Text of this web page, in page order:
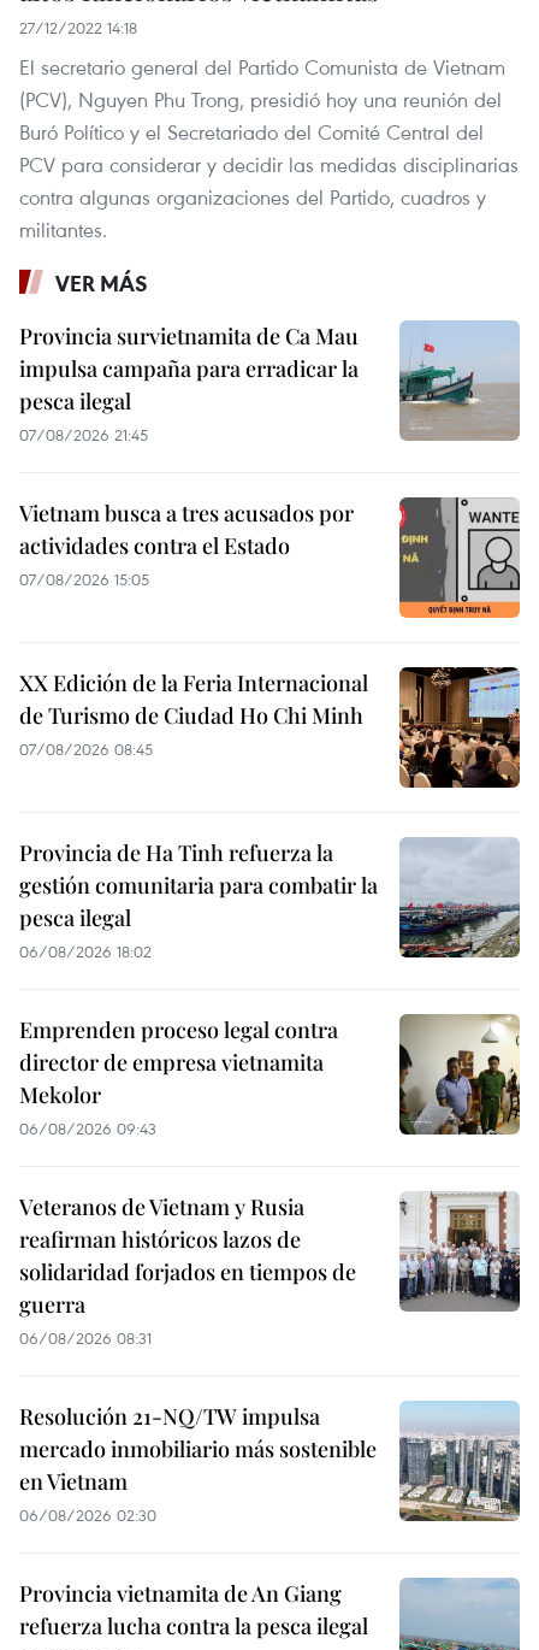
27/12/2022 14:18
El secretario general del Partido Comunista de Vietnam
(PCV), Nguyen Phu Trong, presidió hoy una reunión del
Buró Político y el Secretariado del Comité Central del
PCV para considerar y decidir las medidas disciplinarias
contra algunas organizaciones del Partido, cuadros y
militantes.
VER MÁS
Provincia survietnamita de Ca Mau
impulsa campaña para erradicar la
pesca ilegal
07/08/2026 21:45
Vietnam busca a tres acusados por
actividades contra el Estado
07/08/2026 15:05
XX Edición de la Feria Internacional
de Turismo de Ciudad Ho Chi Minh
07/08/2026 08:45
Provincia de Ha Tinh refuerza la
gestión comunitaria para combatir la
pesca ilegal
06/08/2026 18:02
Emprenden proceso legal contra
director de empresa vietnamita
Mekolor
06/08/2026 09:43
Veteranos de Vietnam y Rusia
reafirman históricos lazos de
solidaridad forjados en tiempos de
guerra
06/08/2026 08:31
Resolución 21-NQ/TW impulsa
mercado inmobiliario más sostenible
en Vietnam
06/08/2026 02:30
Provincia vietnamita de An Giang
refuerza lucha contra la pesca ilegal